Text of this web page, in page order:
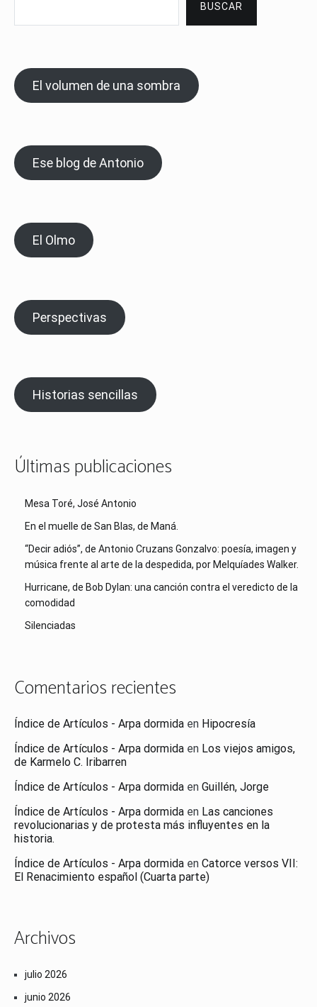
BUSCAR
El volumen de una sombra
Ese blog de Antonio
El Olmo
Perspectivas
Historias sencillas
Últimas publicaciones
Mesa Toré, José Antonio
En el muelle de San Blas, de Maná.
“Decir adiós”, de Antonio Cruzans Gonzalvo: poesía, imagen y
música frente al arte de la despedida, por Melquíades Walker.
Hurricane, de Bob Dylan: una canción contra el veredicto de la
comodidad
Silenciadas
Comentarios recientes
Índice de Artículos - Arpa dormida en Hipocresía
Índice de Artículos - Arpa dormida en Los viejos amigos,
de Karmelo C. Iribarren
Índice de Artículos - Arpa dormida en Guillén, Jorge
Índice de Artículos - Arpa dormida en Las canciones
revolucionarias y de protesta más influyentes en la
historia.
Índice de Artículos - Arpa dormida en Catorce versos VII:
El Renacimiento español (Cuarta parte)
Archivos
julio 2026
junio 2026